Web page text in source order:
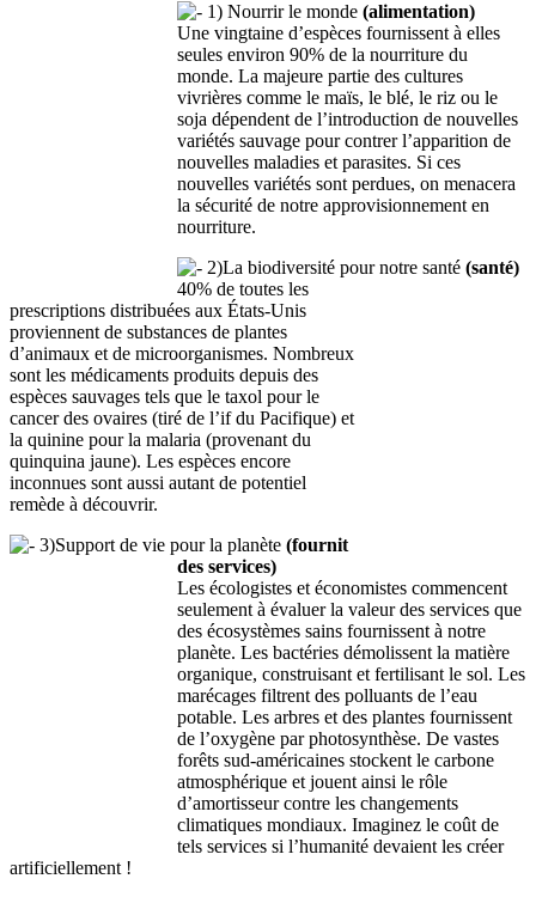
1) Nourrir le monde (alimentation)
Une vingtaine d’espèces fournissent à elles
seules environ 90% de la nourriture du
monde. La majeure partie des cultures
vivrières comme le maïs, le blé, le riz ou le
soja dépendent de l’introduction de nouvelles
variétés sauvage pour contrer l’apparition de
nouvelles maladies et parasites. Si ces
nouvelles variétés sont perdues, on menacera
la sécurité de notre approvisionnement en
nourriture.
2)La biodiversité pour notre santé (santé)
40% de toutes les
prescriptions distribuées aux États-Unis
proviennent de substances de plantes
d’animaux et de microorganismes. Nombreux
sont les médicaments produits depuis des
espèces sauvages tels que le taxol pour le
cancer des ovaires (tiré de l’if du Pacifique) et
la quinine pour la malaria (provenant du
quinquina jaune). Les espèces encore
inconnues sont aussi autant de potentiel
remède à découvrir.
3)Support de vie pour la planète (fournit
des services)
Les écologistes et économistes commencent
seulement à évaluer la valeur des services que
des écosystèmes sains fournissent à notre
planète. Les bactéries démolissent la matière
organique, construisant et fertilisant le sol. Les
marécages filtrent des polluants de l’eau
potable. Les arbres et des plantes fournissent
de l’oxygène par photosynthèse. De vastes
forêts sud-américaines stockent le carbone
atmosphérique et jouent ainsi le rôle
d’amortisseur contre les changements
climatiques mondiaux. Imaginez le coût de
tels services si l’humanité devaient les créer
artificiellement !